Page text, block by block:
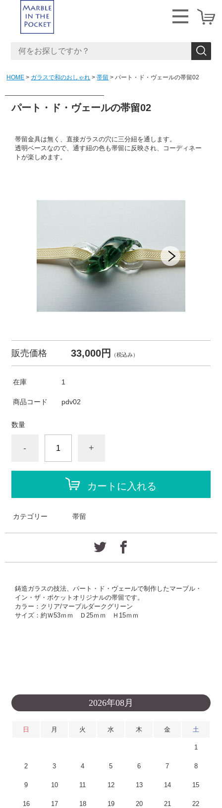
HOME ガラスで和のおしゃれ 帯留 パート・ド・ヴェールの帯留02
パート・ド・ヴェールの帯留02
帯留金具は無く、直接ガラスの穴に三分紐を通します。
透明ベースなので、通す紐の色も帯留に反映され、コーディネー
トが楽しめます。
販売価格 33,000円 （税込み）
在庫 1
商品コード pdv02
数量
- +
カートに入れる
カテゴリー 帯留
鋳造ガラスの技法、パート・ド・ヴェールで制作したマーブル・
イン・ザ・ポケットオリジナルの帯留です。
カラー： クリア/マーブルダークグリーン
サイズ：約Ｗ53ｍｍ Ｄ25ｍｍ Ｈ15ｍｍ
2026年08月
日 月 火 水 木 金 土
1
2 3 4 5 6 7 8
9 10 11 12 13 14 15
16 17 18 19 20 21 22